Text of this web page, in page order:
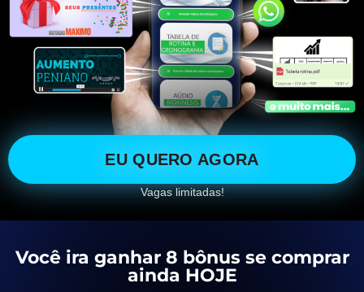
EU QUERO AGORA
Vagas limitadas!
Você ira ganhar 8 bônus se comprar
ainda HOJE